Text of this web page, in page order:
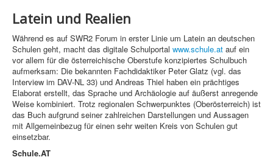
Latein und Realien
Während es auf SWR2 Forum in erster Linie um Latein an deutschen
Schulen geht, macht das digitale Schulportal www.schule.at auf ein
vor allem für die österreichische Oberstufe konzipiertes Schulbuch
aufmerksam: Die bekannten Fachdidaktiker Peter Glatz (vgl. das
Interview im DAV-NL 33) und Andreas Thiel haben ein prächtiges
Elaborat erstellt, das Sprache und Archäologie auf äußerst anregende
Weise kombiniert. Trotz regionalen Schwerpunktes (Oberösterreich) ist
das Buch aufgrund seiner zahlreichen Darstellungen und Aussagen
mit Allgemeinbezug für einen sehr weiten Kreis von Schulen gut
einsetzbar.
Schule.AT